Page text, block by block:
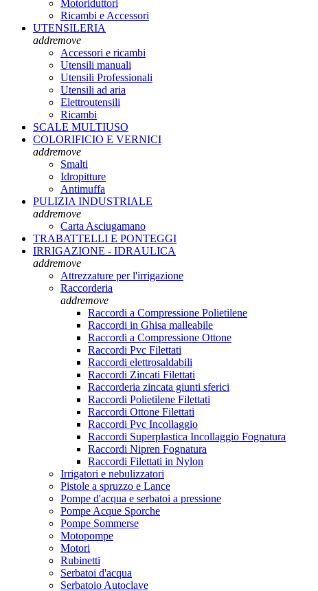
Motoriduttori
Ricambi e Accessori
UTENSILERIA
addremove
Accessori e ricambi
Utensili manuali
Utensili Professionali
Utensili ad aria
Elettroutensili
Ricambi
SCALE MULTIUSO
COLORIFICIO E VERNICI
addremove
Smalti
Idropitture
Antimuffa
PULIZIA INDUSTRIALE
addremove
Carta Asciugamano
TRABATTELLI E PONTEGGI
IRRIGAZIONE - IDRAULICA
addremove
Attrezzature per l'irrigazione
Raccorderia
addremove
Raccordi a Compressione Polietilene
Raccordi in Ghisa malleabile
Raccordi a Compressione Ottone
Raccordi Pvc Filettati
Raccordi elettrosaldabili
Raccordi Zincati Filettati
Raccorderia zincata giunti sferici
Raccordi Polietilene Filettati
Raccordi Ottone Filettati
Raccordi Pvc Incollaggio
Raccordi Superplastica Incollaggio Fognatura
Raccordi Nipren Fognatura
Raccordi Filettati in Nylon
Irrigatori e nebulizzatori
Pistole a spruzzo e Lance
Pompe d'acqua e serbatoi a pressione
Pompe Acque Sporche
Pompe Sommerse
Motopompe
Motori
Rubinetti
Serbatoi d'acqua
Serbatoio Autoclave